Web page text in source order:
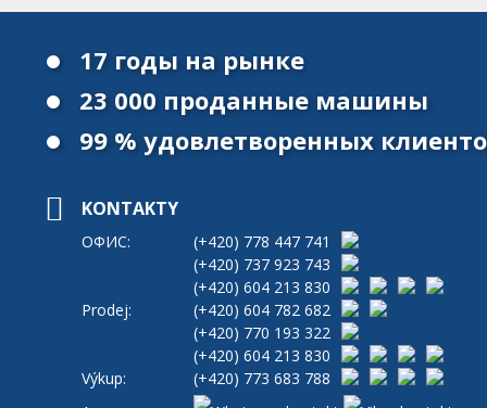
17 годы на рынке
23 000 проданные машины
99 % удовлетворенных
KONTAKTY
ОФИС: (+420) 778 447 741
(+420) 737 923 743
(+420) 604 213 830
Prodej:
(+420) 604 782 682
(+420) 770 193 322
(+420) 604 213 830
Výkup:
(+420) 773 683 788